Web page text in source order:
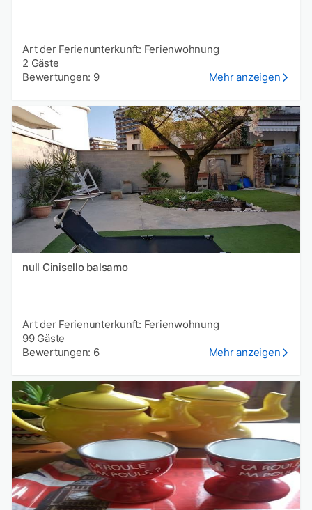
Art der Ferienunterkunft: Ferienwohnung
2 Gäste
Bewertungen: 9
Mehr anzeigen
null Cinisello balsamo
Art der Ferienunterkunft: Ferienwohnung
99 Gäste
Bewertungen: 6
Mehr anzeigen